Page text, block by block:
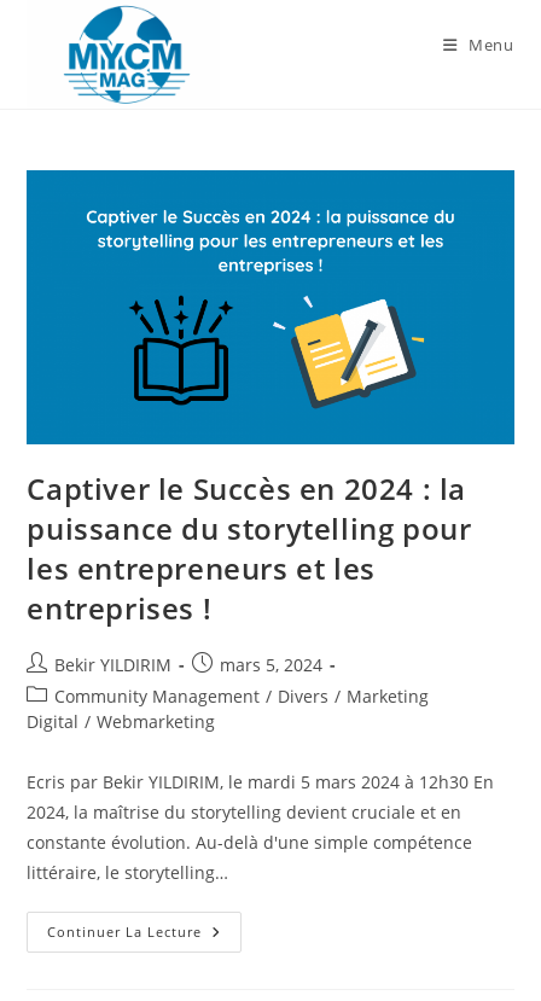
Menu
Captiver le Succès en 2024 : la
puissance du storytelling pour
les entrepreneurs et les
entreprises !
Auteur/autrice
de
la
publication :
Bekir YILDIRIM
Publication
publiée :
mars 5, 2024
Post
category:
Community Management / Divers / Marketing
Digital / Webmarketing
Ecris par Bekir YILDIRIM, le mardi 5 mars 2024 à 12h30 En
2024, la maîtrise du storytelling devient cruciale et en
constante évolution. Au-delà d'une simple compétence
littéraire, le storytelling…
Continuer La Lecture Captiver
Le